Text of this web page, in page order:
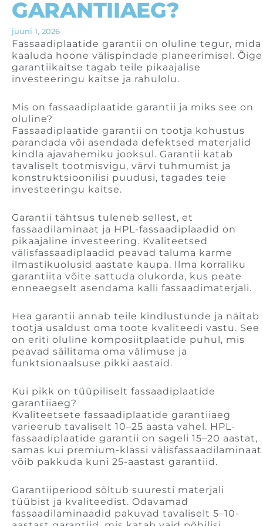
GARANTIIAEG?
juuni 1, 2026
Fassaadiplaatide garantii on oluline tegur, mida
kaaluda hoone välispindade planeerimisel. Õige
garantiikaitse tagab teile pikaajalise
investeeringu kaitse ja rahulolu.
Mis on fassaadiplaatide garantii ja miks see on
oluline?
Fassaadiplaatide garantii on tootja kohustus
parandada või asendada defektsed materjalid
kindla ajavahemiku jooksul. Garantii katab
tavaliselt tootmisvigu, värvi tuhmumist ja
konstruktsioonilisi puudusi, tagades teie
investeeringu kaitse.
Garantii tähtsus tuleneb sellest, et
fassaadilaminaat ja HPL-fassaadiplaadid on
pikaajaline investeering. Kvaliteetsed
välisfassaadiplaadid peavad taluma karme
ilmastikuolusid aastate kaupa. Ilma korraliku
garantiita võite sattuda olukorda, kus peate
enneaegselt asendama kalli fassaadimaterjali.
Hea garantii annab teile kindlustunde ja näitab
tootja usaldust oma toote kvaliteedi vastu. See
on eriti oluline komposiitplaatide puhul, mis
peavad säilitama oma välimuse ja
funktsionaalsuse pikki aastaid.
Kui pikk on tüüpiliselt fassaadiplaatide
garantiiaeg?
Kvaliteetsete fassaadiplaatide garantiiaeg
varieerub tavaliselt 10–25 aasta vahel. HPL-
fassaadiplaatide garantii on sageli 15–20 aastat,
samas kui premium-klassi välisfassaadilaminaat
võib pakkuda kuni 25-aastast garantiid.
Garantiiperiood sõltub suuresti materjali
tüübist ja kvaliteedist. Odavamad
fassaadilaminaadid pakuvad tavaliselt 5–10-